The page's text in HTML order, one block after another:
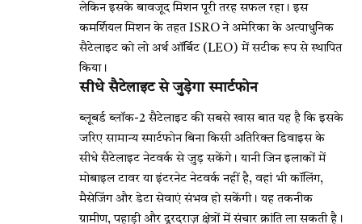
लेकिन इसके बावजूद मिशन पूरी तरह सफल रहा। इस
कमर्शियल मिशन के तहत ISRO ने अमेरिका के अत्याधुनिक
सैटेलाइट को लो अर्थ ऑर्बिट (LEO) में सटीक रूप से स्थापित
किया।
सीधे सैटेलाइट से जुड़ेगा स्मार्टफोन
ब्लूबर्ड ब्लॉक-2 सैटेलाइट की सबसे खास बात यह है कि इसके
जरिए सामान्य स्मार्टफोन बिना किसी अतिरिक्त डिवाइस के
सीधे सैटेलाइट नेटवर्क से जुड़ सकेंगे। यानी जिन इलाकों में
मोबाइल टावर या इंटरनेट नेटवर्क नहीं है, वहां भी कॉलिंग,
मैसेजिंग और डेटा सेवाएं संभव हो सकेंगी। यह तकनीक
ग्रामीण, पहाड़ी और दूरदराज़ क्षेत्रों में संचार क्रांति ला सकती है।